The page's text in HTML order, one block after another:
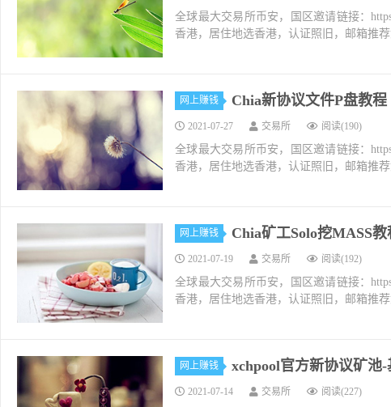
全球最大交易所币安，国区邀请链接：
香港，居住地选香港，认证照旧，邮箱推
网上赚钱 Chia新协议文件P盘教程
2021-07-27 交易所 阅读(190)
全球最大交易所币安，国区邀请链接：
香港，居住地选香港，认证照旧，邮箱推
网上赚钱 Chia矿工Solo挖MASS
2021-07-19 交易所 阅读(192)
全球最大交易所币安，国区邀请链接：
香港，居住地选香港，认证照旧，邮箱推
网上赚钱 xchpool官方新协议矿池
2021-07-14 交易所 阅读(227)